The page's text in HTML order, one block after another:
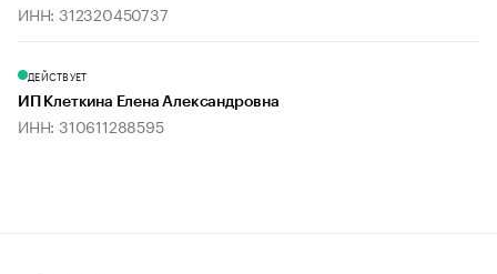
ИНН: 312320450737
ДЕЙСТВУЕТ
ИП Клеткина Елена Александровна
ИНН: 310611288595